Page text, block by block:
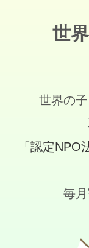
世
世界の
「認定
毎